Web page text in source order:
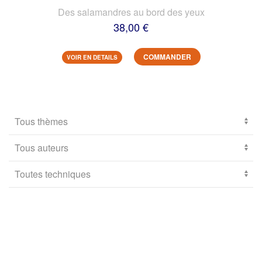
Des salamandres au bord des yeux
38,00 €
VOIR EN DETAILS COMMANDER